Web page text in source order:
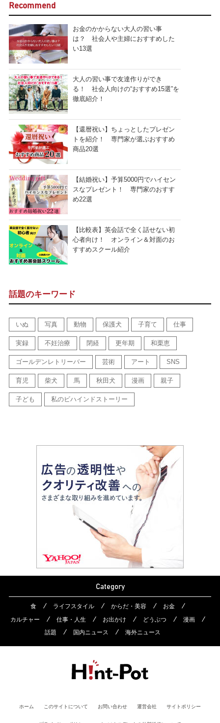
Recommend
お金のかからない大人の習い事
は？ 社会人や主婦におすすめした
い13選
大人の習い事で友達作りができ
る！ 社会人向けの“おすすめ15選”を
徹底紹介！
【還暦祝い】ちょっとしたプレゼン
トを紹介！ 専門家が選ぶおすすめ
商品20選
【結婚祝い】予算5000円でハイセン
スなプレゼント！ 専門家のおすす
め22選
【比較表】英会話で全く話せない初
心者向け！ オンライン＆対面のお
すすめスクール紹介
話題のキーワード
いぬ 写真 動物 保護犬 子育て 仕事
実録 不妊治療 閉経 更年期 和栗恵
ゴールデンレトリーバー 芸術 アート SNS
育児 柴犬 馬 秋田犬 漫画 親子
子ども 私のビハインドストーリー
Category
食 ライフスタイル からだ・美容
お金
カルチャー
仕事・人生 お出かけ どうぶつ
漫画
話題
国内ニュース 海外ニュース
ホーム このサイトについて お問い合わせ 運営会社 サイトポリシー